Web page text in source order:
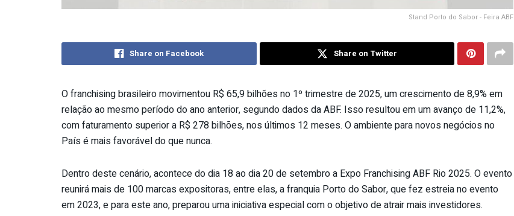
Stand Porto do Sabor - Feira ABF
Share on Facebook Share on Twitter
O franchising brasileiro movimentou R$ 65,9 bilhões no 1º trimestre de 2025, um crescimento de 8,9% em
relação ao mesmo período do ano anterior, segundo dados da ABF. Isso resultou em um avanço de 11,2%,
com faturamento superior a R$ 278 bilhões, nos últimos 12 meses. O ambiente para novos negócios no
País é mais favorável do que nunca.
Dentro deste cenário, acontece do dia 18 ao dia 20 de setembro a Expo Franchising ABF Rio 2025. O evento
reunirá mais de 100 marcas expositoras, entre elas, a franquia Porto do Sabor, que fez estreia no evento
em 2023, e para este ano, preparou uma iniciativa especial com o objetivo de atrair mais investidores.